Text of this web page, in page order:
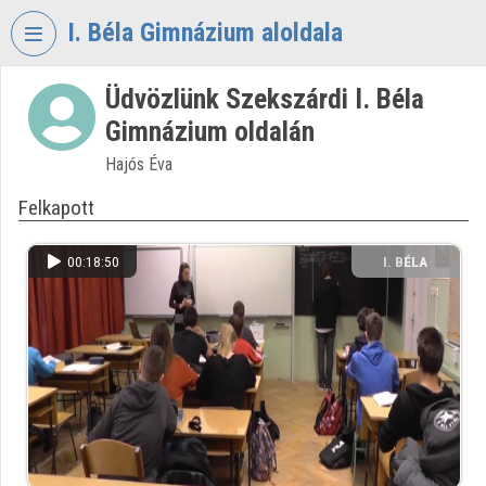
Fejléc kihagyása
I. Béla Gimnázium aloldala
VIDEO TORIUM
GIMNÁZIUM
Intézményi kezdőlap
Bejelentkezés
Intézményi felfedezés
Kategóriák
Intézményi listák
Üdvözlünk Szekszárdi I. Béla
Gimnázium oldalán
Hajós Éva
Felkapott
00:18:50
I. BÉLA
GIMNÁZIUM